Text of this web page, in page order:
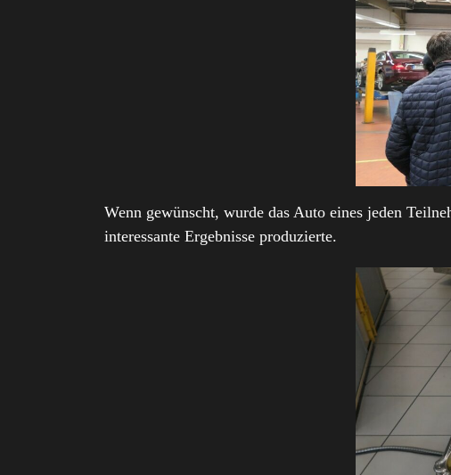
Wenn gewünscht, wurde das Auto eines jeden
interessante Ergebnisse produzierte.